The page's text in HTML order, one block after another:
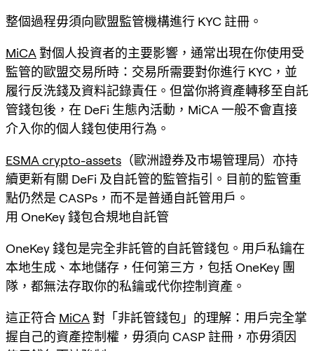
整個過程毋須向歐盟監管機構進行 KYC 註冊。
MiCA 對個人投資者的主要影響，通常出現在你使用受
監管的歐盟交易所時：交易所需要對你進行 KYC，並
履行反洗錢及資料記錄責任。但當你將資產轉移至自託
管錢包後，在 DeFi 生態內活動，MiCA 一般不會直接
介入你的個人錢包使用行為。
ESMA crypto-assets （歐洲證券及市場管理局）亦持
續更新有關 DeFi 及自託管的監管指引。目前的監管重
點仍然是 CASPs，而不是普通自託管用戶。
用 OneKey 錢包合規地自託管
OneKey 錢包是完全非託管的自託管錢包。用戶私鑰在
本地生成、本地儲存，任何第三方，包括 OneKey 團
隊，都無法存取你的私鑰或代你控制資產。
這正符合 MiCA 對「非託管錢包」的理解：用戶完全掌
握自己的資產控制權，毋須向 CASP 註冊，亦毋須因